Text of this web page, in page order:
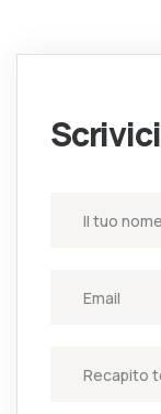
Scrivici